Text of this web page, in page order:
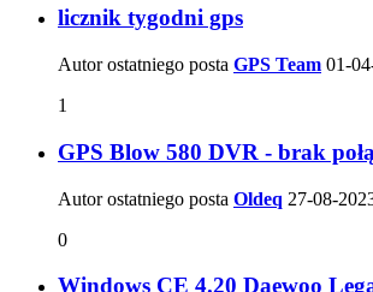
licznik tygodni gps
Autor ostatniego posta GPS Team 01-
1
GPS Blow 580 DVR - brak
Autor ostatniego posta Oldeq 27-08-
0
Windows CE 4.20 Daewoo